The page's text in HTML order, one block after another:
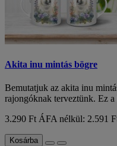
Akita inu mintás bögre
Bemutatjuk az akita inu
rajongóknak terveztünk. Ez a
3.290 Ft ÁFA nélkül: 2.591
Kosárba